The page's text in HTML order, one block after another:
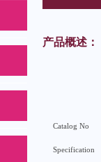
产品概述：
Catalog No